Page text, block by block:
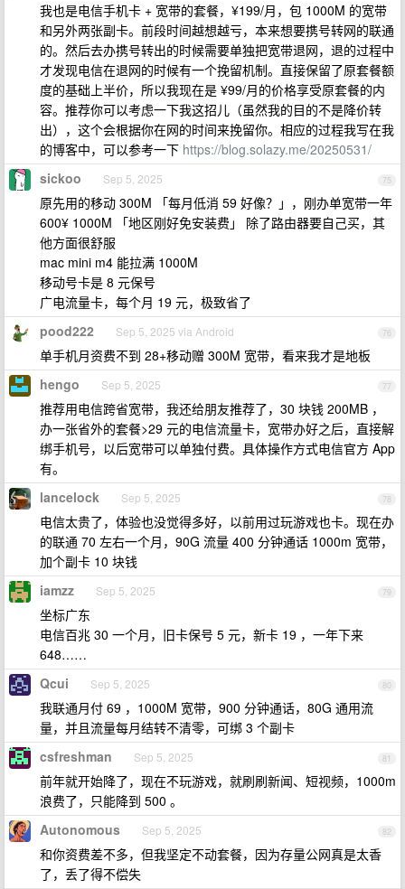
我也是电信手机卡 + 宽带的套餐，¥199/月，包 1000M 的宽带
和另外两张副卡。前段时间越想越亏，本来想要携号转网的联通
的。然后去办携号转出的时候需要单独把宽带退网，退的过程中
才发现电信在退网的时候有一个挽留机制。直接保留了原套餐额
度的基础上半价，所以我现在是 ¥99/月的价格享受原套餐的内
容。推荐你可以考虑一下我这招儿（虽然我的目的不是降价转
出），这个会根据你在网的时间来挽留你。相应的过程我写在我
的博客中，可以参考一下 https://blog.solazy.me/20250531/
75
sickoo Sep 5, 2025
原先用的移动 300M 「每月低消 59 好像？」，刚办单宽带一年
600¥ 1000M 「地区刚好免安装费」 除了路由器要自己买，其
他方面很舒服
mac mini m4 能拉满 1000M
移动号卡是 8 元保号
广电流量卡，每个月 19 元，极致省了
76
pood222 Sep 5, 2025 via Android
单手机月资费不到 28+移动赠 300M 宽带，看来我才是地板
77
hengo Sep 5, 2025
推荐用电信跨省宽带，我还给朋友推荐了，30 块钱 200MB ，
办一张省外的套餐>29 元的电信流量卡，宽带办好之后，直接解
绑手机号，以后宽带可以单独付费。具体操作方式电信官方 App
有。
78
lancelock Sep 5, 2025
电信太贵了，体验也没觉得多好，以前用过玩游戏也卡。现在办
的联通 70 左右一个月，90G 流量 400 分钟通话 1000m 宽带，
加个副卡 10 块钱
79
iamzz Sep 5, 2025
坐标广东
电信百兆 30 一个月，旧卡保号 5 元，新卡 19 ，一年下来
648……
80
Qcui Sep 5, 2025
我联通月付 69 ，1000M 宽带，900 分钟通话，80G 通用流
量，并且流量每月结转不清零，可绑 3 个副卡
81
csfreshman Sep 5, 2025
前年就开始降了，现在不玩游戏，就刷刷新闻、短视频，1000m
浪费了，只能降到 500 。
82
Autonomous Sep 5, 2025
和你资费差不多，但我坚定不动套餐，因为存量公网真是太香
了，丢了得不偿失